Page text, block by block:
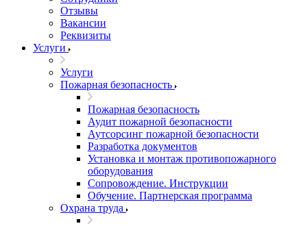
Отзывы
Вакансии
Реквизиты
Услуги
Услуги
Пожарная безопасность
Пожарная безопасность
Аудит пожарной безопасности
Аутсорсинг пожарной безопасности
Разработка документов
Установка и монтаж противопожарного
оборудования
Сопровождение. Инструкции
Обучение. Партнерская программа
Охрана труда